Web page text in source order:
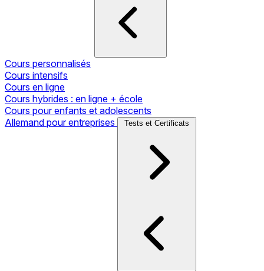
Cours personnalisés
Cours intensifs
Cours en ligne
Cours hybrides : en ligne + école
Cours pour enfants et adolescents
Allemand pour entreprises
Tests et Certificats